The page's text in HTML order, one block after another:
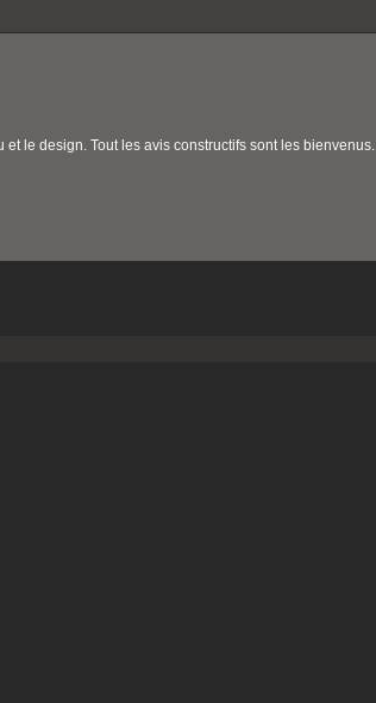
le design. Tout les avis constructifs sont les bienvenus.